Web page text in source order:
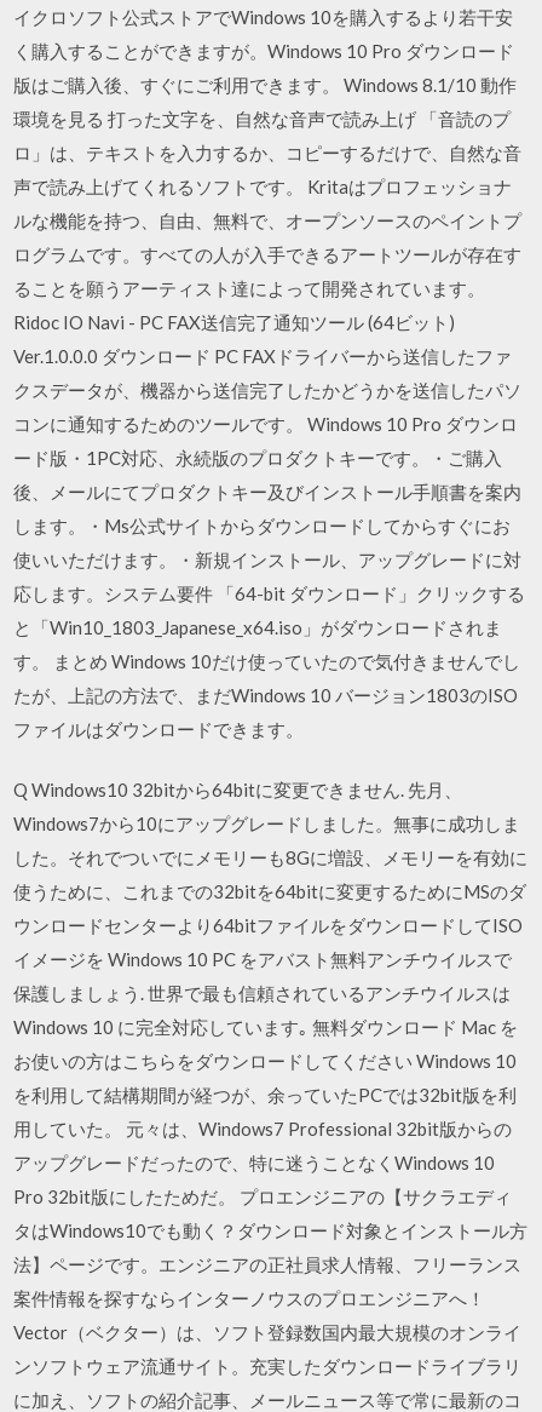
イクロソフト公式ストアでWindows 10を購入するより若干安
く購入することができますが。Windows 10 Pro ダウンロード
版はご購入後、すぐにご利用できます。 Windows 8.1/10 動作
環境を見る 打った文字を、自然な音声で読み上げ 「音読のプ
ロ」は、テキストを入力するか、コピーするだけで、自然な音
声で読み上げてくれるソフトです。 Kritaはプロフェッショナ
ルな機能を持つ、自由、無料で、オープンソースのペイントプ
ログラムです。すべての人が入手できるアートツールが存在す
ることを願うアーティスト達によって開発されています。
Ridoc IO Navi - PC FAX送信完了通知ツール (64ビット)
Ver.1.0.0.0 ダウンロード PC FAXドライバーから送信したファ
クスデータが、機器から送信完了したかどうかを送信したパソ
コンに通知するためのツールです。 Windows 10 Pro ダウンロ
ード版・1PC対応、永続版のプロダクトキーです。・ご購入
後、メールにてプロダクトキー及びインストール手順書を案内
します。・Ms公式サイトからダウンロードしてからすぐにお
使いいただけます。・新規インストール、アップグレードに対
応します。システム要件 「64-bit ダウンロード」クリックする
と「Win10_1803_Japanese_x64.iso」がダウンロードされま
す。 まとめ Windows 10だけ使っていたので気付きませんでし
たが、上記の方法で、まだWindows 10 バージョン1803のISO
ファイルはダウンロードできます。
Q Windows10 32bitから64bitに変更できません. 先月、
Windows7から10にアップグレードしました。無事に成功しま
した。それでついでにメモリーも8Gに増設、メモリーを有効に
使うために、これまでの32bitを64bitに変更するためにMSのダ
ウンロードセンターより64bitファイルをダウンロードしてISO
イメージを Windows 10 PC をアバスト無料アンチウイルスで
保護しましょう. 世界で最も信頼されているアンチウイルスは
Windows 10 に完全対応しています｡ 無料ダウンロード Mac を
お使いの方はこちらをダウンロードしてください Windows 10
を利用して結構期間が経つが、余っていたPCでは32bit版を利
用していた。 元々は、Windows7 Professional 32bit版からの
アップグレードだったので、特に迷うことなくWindows 10
Pro 32bit版にしたためだ。 プロエンジニアの【サクラエディ
タはWindows10でも動く？ダウンロード対象とインストール方
法】ページです。エンジニアの正社員求人情報、フリーランス
案件情報を探すならインターノウスのプロエンジニアへ！
Vector（ベクター）は、ソフト登録数国内最大規模のオンライ
ンソフトウェア流通サイト。充実したダウンロードライブラリ
に加え、ソフトの紹介記事、メールニュース等で常に最新のコ